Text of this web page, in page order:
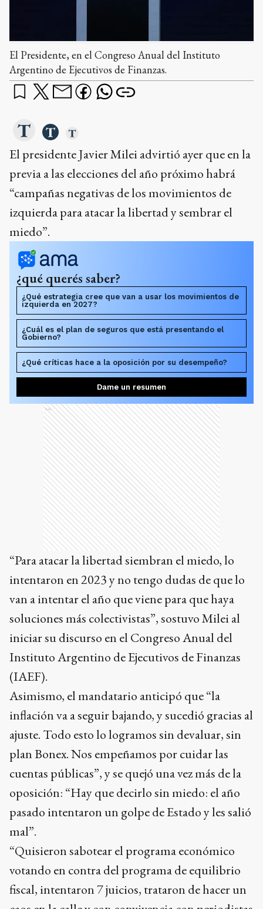
El Presidente, en el Congreso Anual del Instituto
Argentino de Ejecutivos de Finanzas.
El presidente Javier Milei advirtió ayer que en la
previa a las elecciones del año próximo habrá
“campañas negativas de los movimientos de
izquierda para atacar la libertad y sembrar el
miedo”.
¿qué querés saber?
¿Qué estrategia cree que van a usar los movimientos de
izquierda en 2027?
¿Cuál es el plan de seguros que está presentando el
Gobierno?
¿Qué críticas hace a la oposición por su desempeño?
Dame un resumen
Ads
“Para atacar la libertad siembran el miedo, lo
intentaron en 2023 y no tengo dudas de que lo
van a intentar el año que viene para que haya
soluciones más colectivistas”, sostuvo Milei al
iniciar su discurso en el Congreso Anual del
Instituto Argentino de Ejecutivos de Finanzas
(IAEF).
Asimismo, el mandatario anticipó que “la
inflación va a seguir bajando, y sucedió gracias al
ajuste. Todo esto lo logramos sin devaluar, sin
plan Bonex. Nos empeñamos por cuidar las
cuentas públicas”, y se quejó una vez más de la
oposición: “Hay que decirlo sin miedo: el año
pasado intentaron un golpe de Estado y les salió
mal”.
“Quisieron sabotear el programa económico
votando en contra del programa de equilibrio
fiscal, intentaron 7 juicios, trataron de hacer un